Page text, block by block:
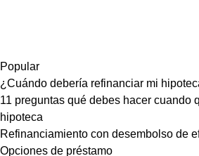
Popular
¿Cuándo debería refinanciar mi
11 preguntas qué debes hacer cuando
hipoteca
Refinanciamiento con desembolso de
Opciones de préstamo